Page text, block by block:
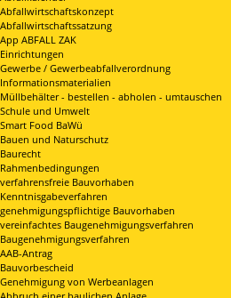
Abfallwirtschaftskonzept
Abfallwirtschaftssatzung
App ABFALL ZAK
Einrichtungen
Gewerbe / Gewerbeabfallverordnung
Informationsmaterialien
Müllbehälter - bestellen - abholen - umtauschen
Schule und Umwelt
Smart Food BaWü
Bauen und Naturschutz
Baurecht
Rahmenbedingungen
verfahrensfreie Bauvorhaben
Kenntnisgabeverfahren
genehmigungspflichtige Bauvorhaben
vereinfachtes Baugenehmigungsverfahren
Baugenehmigungsverfahren
AAB-Antrag
Bauvorbescheid
Genehmigung von Werbeanlagen